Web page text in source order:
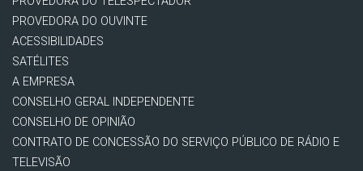
PROVEDORA DO OUVINTE
ACESSIBILIDADES
SATÉLITES
A EMPRESA
CONSELHO GERAL INDEPENDENTE
CONSELHO DE OPINIÃO
CONTRATO DE CONCESSÃO DO SERVIÇO PÚBLICO DE RÁDIO E
TELEVISÃO